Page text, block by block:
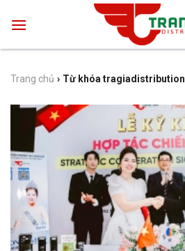
Trang chủ › Từ khóa tragiadistribution